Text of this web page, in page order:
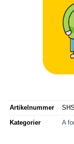
Artikelnummer
Kategorier A